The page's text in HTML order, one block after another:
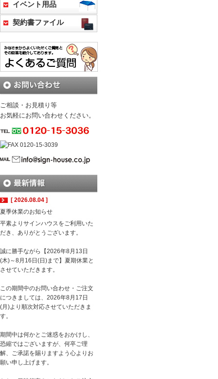
イベント用品
契約書ファイル
ご相談・お見積り等
お気軽にお問い合わせください。
[ 2026.08.04 ]
夏季休業のお知らせ
平素よりサインハウスをご利用いた
だき、ありがとうございます。
誠に勝手ながら【2026年8月13日
(木)～8月16日(日)まで】夏期休業と
させていただきます。
この期間中のお問い合わせ・ご注文
につきましては、2026年8月17日
(月)より順次対応させていただきま
す。
期間中は何かとご迷惑をおかけし、
恐縮ではございますが、何卒ご理
解、ご承諾を賜りますよう心よりお
願い申し上げます。